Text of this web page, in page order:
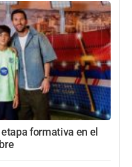
formativa en el